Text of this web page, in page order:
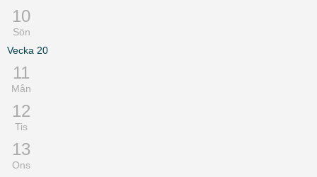
10
Sön
Vecka 20
11
Mån
12
Tis
13
Ons